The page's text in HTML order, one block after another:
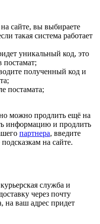
сайте, вы выбираете
такая система работает
уникальный код, это
постамат;
полученный код и
постамата;
можно продлить ещё на
информацию и продлить
партнера, введите
на сайте.
служба и
через почту
на ваш адрес придет